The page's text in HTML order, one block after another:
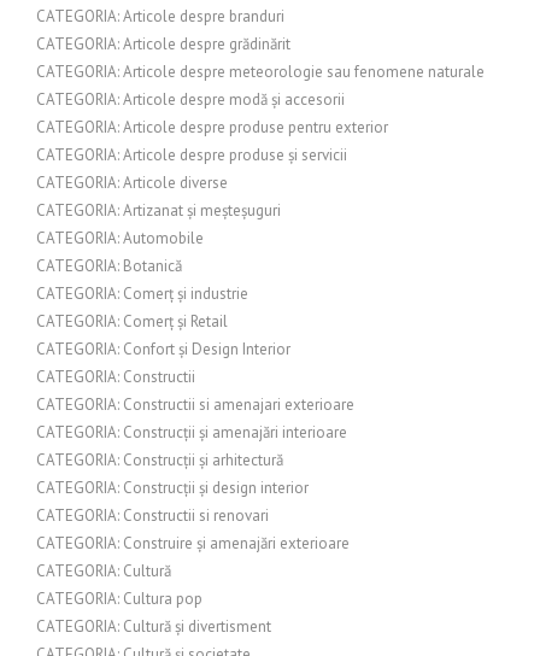
CATEGORIA: Articole despre branduri
CATEGORIA: Articole despre grădinărit
CATEGORIA: Articole despre meteorologie sau fenomene naturale
CATEGORIA: Articole despre modă și accesorii
CATEGORIA: Articole despre produse pentru exterior
CATEGORIA: Articole despre produse și servicii
CATEGORIA: Articole diverse
CATEGORIA: Artizanat și meșteșuguri
CATEGORIA: Automobile
CATEGORIA: Botanică
CATEGORIA: Comerț și industrie
CATEGORIA: Comerț și Retail
CATEGORIA: Confort și Design Interior
CATEGORIA: Constructii
CATEGORIA: Constructii si amenajari exterioare
CATEGORIA: Construcții și amenajări interioare
CATEGORIA: Construcții și arhitectură
CATEGORIA: Construcții și design interior
CATEGORIA: Constructii si renovari
CATEGORIA: Construire și amenajări exterioare
CATEGORIA: Cultură
CATEGORIA: Cultura pop
CATEGORIA: Cultură și divertisment